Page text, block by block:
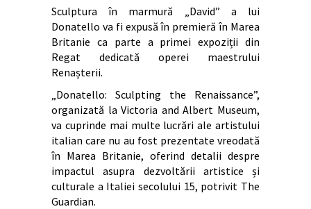
Sculptura în marmură „David” a lui
Donatello va fi expusă în premieră în Marea
Britanie ca parte a primei expoziții din
Regat dedicată operei maestrului
Renașterii.
„Donatello: Sculpting the Renaissance”,
organizată la Victoria and Albert Museum,
va cuprinde mai multe lucrări ale artistului
italian care nu au fost prezentate vreodată
în Marea Britanie, oferind detalii despre
impactul asupra dezvoltării artistice și
culturale a Italiei secolului 15, potrivit The
Guardian.